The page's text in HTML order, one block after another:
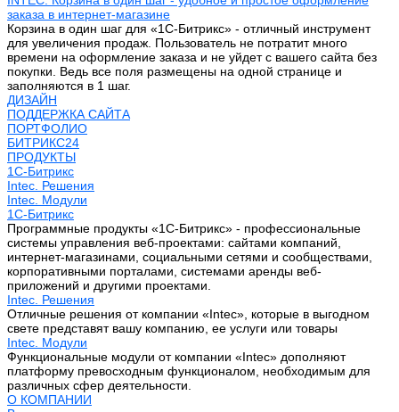
заказа в интернет-магазине
Корзина в один шаг для «1С-Битрикс» - отличный инструмент
для увеличения продаж. Пользователь не потратит много
времени на оформление заказа и не уйдет с вашего сайта без
покупки. Ведь все поля размещены на одной странице и
заполняются в 1 шаг.
ДИЗАЙН
ПОДДЕРЖКА САЙТА
ПОРТФОЛИО
БИТРИКС24
ПРОДУКТЫ
1С-Битрикс
Intec. Решения
Intec. Модули
1С-Битрикс
Программные продукты «1С-Битрикс» - профессиональные
системы управления веб-проектами: сайтами компаний,
интернет-магазинами, социальными сетями и сообществами,
корпоративными порталами, системами аренды веб-
приложений и другими проектами.
Intec. Решения
Отличные решения от компании «Intec», которые в выгодном
свете представят вашу компанию, ее услуги или товары
Intec. Модули
Функциональные модули от компании «Intec» дополняют
платформу превосходным функционалом, необходимым для
различных сфер деятельности.
О КОМПАНИИ